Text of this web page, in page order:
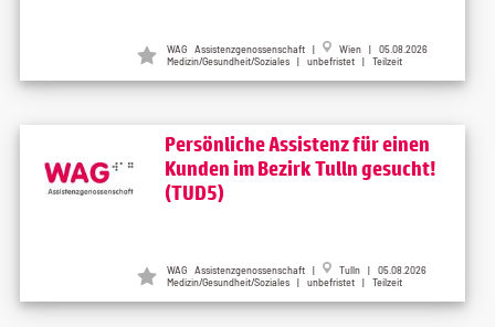
WAG Assistenzgenossenschaft |
Wien | 05.08.2026
Medizin/Gesundheit/Soziales | unbefristet | Teilzeit
Persönliche Assistenz für einen
Kunden im Bezirk Tulln gesucht!
(TUD5)
WAG Assistenzgenossenschaft |
Tulln | 05.08.2026
Medizin/Gesundheit/Soziales | unbefristet | Teilzeit